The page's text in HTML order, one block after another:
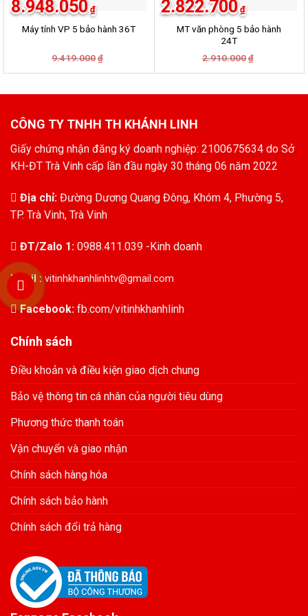
Máy tính VP 5 bảo hành 36T
9.419.000 ₫
là:
8.948.050 ₫
tại
8.948.050₫.
MT văn phòng 5 bảo hành
24T
2.910.000 ₫
là:
2.822.700 ₫
tại
2.822.700₫.
CÔNG TY TNHH TH KHÁNH LINH
Giấy chứng nhận đăng ký doanh nghiệp: 2100675634 do Sở
KH-ĐT Trà Vinh cấp lần đầu ngày 30 tháng 06 năm 2022
Địa chỉ: Đường Dương Quang Đông, Khóm 4, Phường 5,
TP. Trà Vinh, Trà Vinh
ĐT/Zalo 1: 0988.411.039 -Kinh doanh
Email :vitinhkhanhlinhtv@gmail.com
Facebook: fb.com/vitinhkhanhlinh
Chính sách
Điều khoản và điều kiện giao dịch chung
Bảo vệ thông tin cá nhân của người tiêu dùng
Phương thức thanh toán
Vận chuyển và giao nhận
Chính sách hàng hóa
Chính sách bảo hành
Chính sách đổi trả hàng